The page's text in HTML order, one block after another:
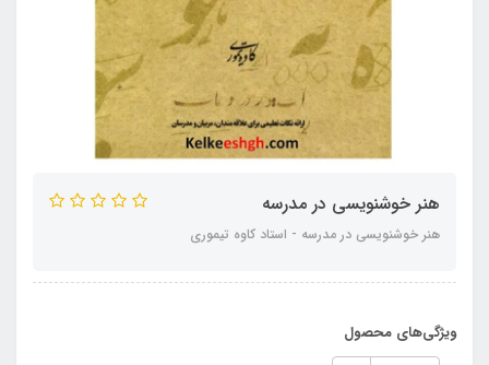
هنر خوشنویسی در مدرسه
هنر خوشنویسی در مدرسه - استاد کاوه تیموری
ویژگی‌های محصول